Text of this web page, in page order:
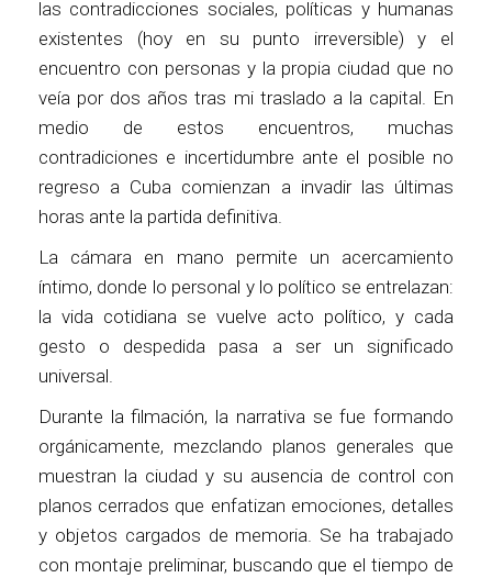
las contradicciones sociales, políticas y humanas
existentes (hoy en su punto irreversible) y el
encuentro con personas y la propia ciudad que no
veía por dos años tras mi traslado a la capital. En
medio de estos encuentros, muchas
contradiciones e incertidumbre ante el posible no
regreso a Cuba comienzan a invadir las últimas
horas ante la partida definitiva.
La cámara en mano permite un acercamiento
íntimo, donde lo personal y lo político se entrelazan:
la vida cotidiana se vuelve acto político, y cada
gesto o despedida pasa a ser un significado
universal.
Durante la filmación, la narrativa se fue formando
orgánicamente, mezclando planos generales que
muestran la ciudad y su ausencia de control con
planos cerrados que enfatizan emociones, detalles
y objetos cargados de memoria. Se ha trabajado
con montaje preliminar, buscando que el tiempo de